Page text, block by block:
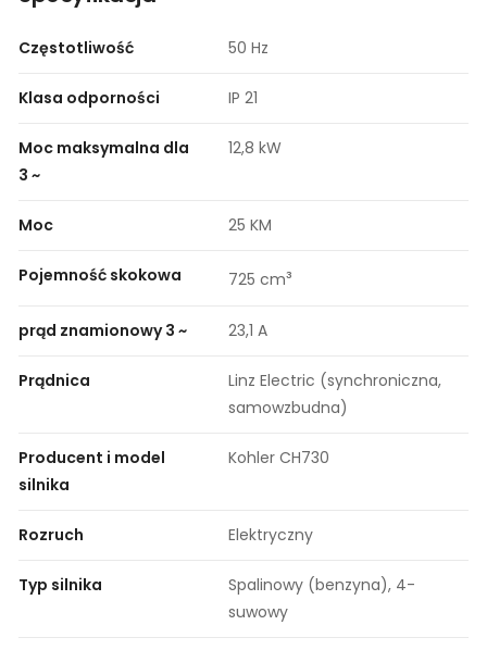
Częstotliwość 50 Hz
Klasa odporności IP 21
Moc maksymalna dla
3 ~
12,8 kW
Moc 25 KM
Pojemność skokowa 725 cm³
prąd znamionowy 3 ~ 23,1 A
Prądnica
Linz Electric (synchroniczna,
samowzbudna)
Producent i model
silnika
Kohler CH730
Rozruch Elektryczny
Typ silnika
Spalinowy (benzyna), 4-
suwowy